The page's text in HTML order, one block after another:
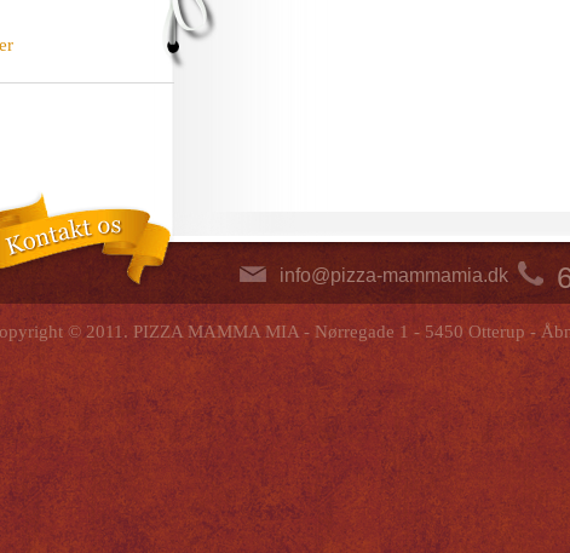
info@pizza-mammamia.dk
© 2011. PIZZA MAMMA MIA - Nørregade 1 - 5450 Otterup -